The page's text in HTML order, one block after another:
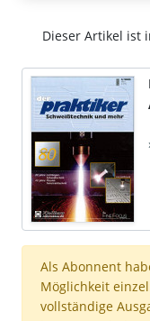
Dieser Artikel ist
Als Abonnent
Möglichkeit
vollständige